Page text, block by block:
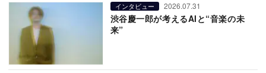
インタビュー 2026.07.31
渋谷慶一郎が考えるAIと“音楽の未
来”